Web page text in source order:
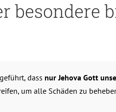
besondere
dass nur Jehova Gott
um alle Schäden zu